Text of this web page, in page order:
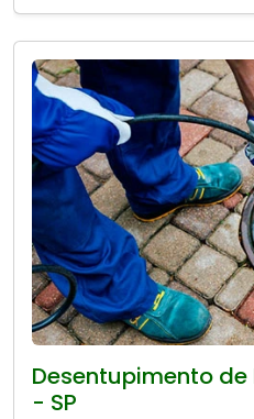
Desentupimento
- SP